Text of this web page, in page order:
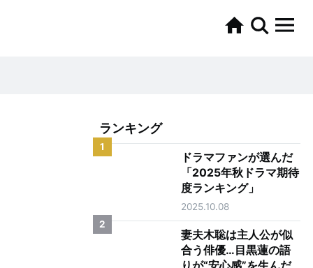
ランキング
1
ドラマファンが選んだ
「2025年秋ドラマ期待
度ランキング」
2025.10.08
2
妻夫木聡は主人公が似
合う俳優…目黒蓮の語
りが“安心感”を生んだ